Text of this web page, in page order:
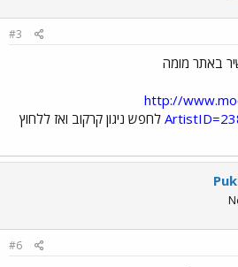
#3
באתר מומה
http://
לחפש ניגון קרקוב ואז ללחוץ
#6